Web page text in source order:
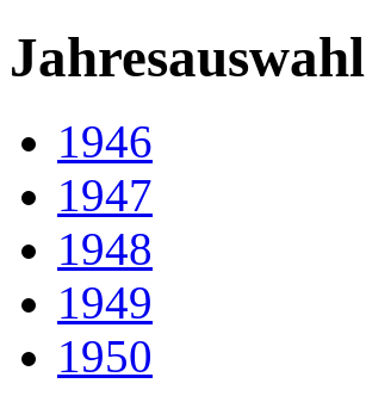
Jahresauswahl
1946
1947
1948
1949
1950